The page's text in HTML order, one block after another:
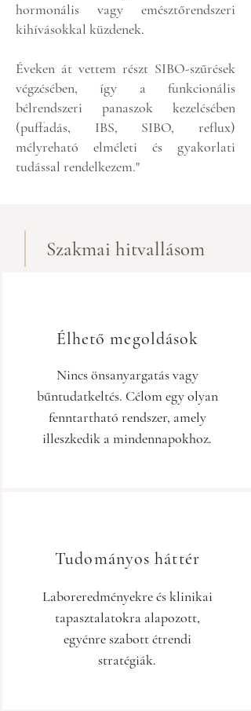
hormonális vagy emésztőrendszeri
kihívásokkal küzdenek.
Éveken át vettem részt SIBO-szűrések
végzésében, így a funkcionális
bélrendszeri panaszok kezelésében
(puffadás, IBS, SIBO, reflux)
mélyreható elméleti és gyakorlati
tudással rendelkezem."
Szakmai hitvallásom
Élhető megoldások
Nincs önsanyargatás vagy
bűntudatkeltés. Célom egy olyan
fenntartható rendszer, amely
illeszkedik a mindennapokhoz.
Tudományos háttér
Laboreredményekre és klinikai
tapasztalatokra alapozott,
egyénre szabott étrendi
stratégiák.